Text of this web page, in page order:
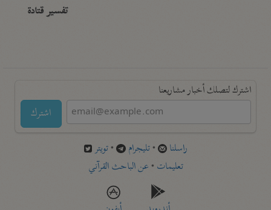
تفسير قتادة
اشترك لتصلك أخبار مشاريعنا
اشترك
راسلنا •تليجرام •تويتر
تعليمات •عن الباحث القرآني